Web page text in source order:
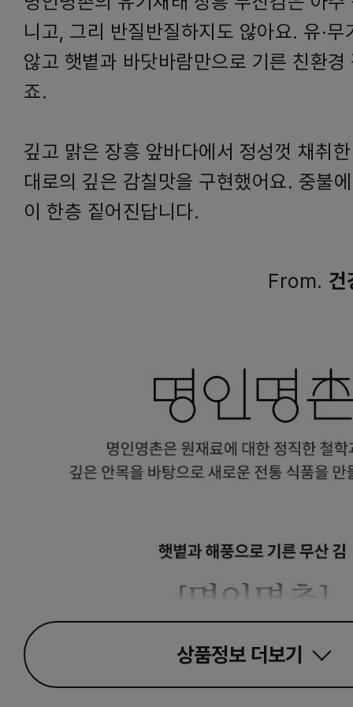
니고, 그리 반질반질하지도 않아요. 유·
않고 햇볕과 바닷바람만으로 기른 친환경
죠.
깊고 맑은 장흥 앞바다에서 정성껏 채취
대로의 깊은 감칠맛을 구현했어요. 중불
이 한층 짙어진답니다.
From. 건
상품정보 더보기